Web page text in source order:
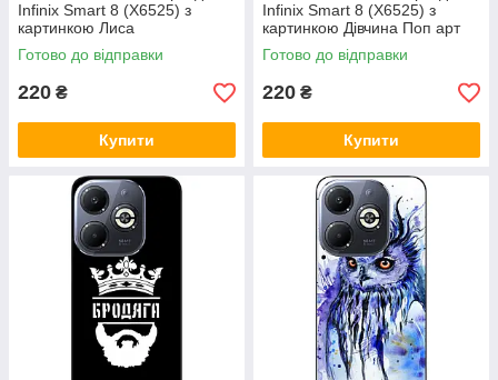
Infinix Smart 8 (X6525) з
картинкою Лиса
Готово до відправки
220 ₴
Купити
Infinix Smart 8 (X6525) з
картинкою Дівчина Поп арт
Готово до відправки
220 ₴
Купити